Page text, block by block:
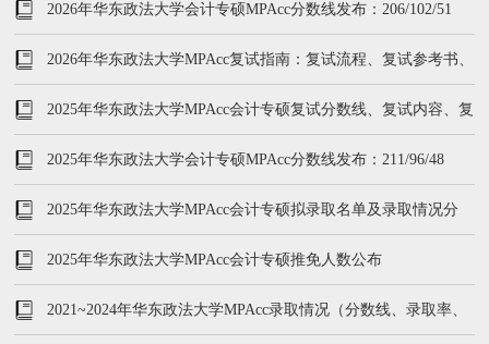
2026年华东政法大学会计专硕MPAcc分数线发布：206/102/51
2026年华东政法大学MPAcc复试指南：复试流程、复试参考书、
分数线
2025年华东政法大学MPAcc会计专硕复试分数线、复试内容、复
试参考书
2025年华东政法大学会计专硕MPAcc分数线发布：211/96/48
2025年华东政法大学MPAcc会计专硕拟录取名单及录取情况分
析！
2025年华东政法大学MPAcc会计专硕推免人数公布
2021~2024年华东政法大学MPAcc录取情况（分数线、录取率、